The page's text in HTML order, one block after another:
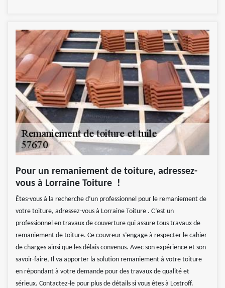
Pour un remaniement de toiture, adressez-
vous à Lorraine Toiture !
Êtes-vous à la recherche d’un professionnel pour le remaniement de
votre toiture, adressez-vous à Lorraine Toiture . C’est un
professionnel en travaux de couverture qui assure tous travaux de
remaniement de toiture. Ce couvreur s’engage à respecter le cahier
de charges ainsi que les délais convenus. Avec son expérience et son
savoir-faire, Il va apporter la solution remaniement à votre toiture
en répondant à votre demande pour des travaux de qualité et
sérieux. Contactez-le pour plus de détails si vous êtes à Lostroff.